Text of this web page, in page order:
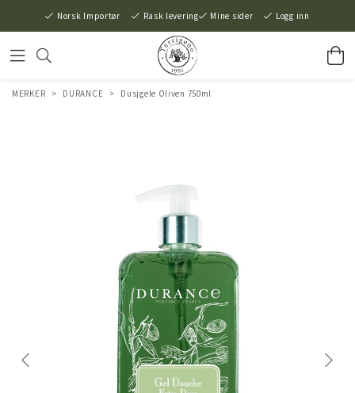
Norsk Importør Rask levering Mine sider Logg inn
MERKER > DURANCE > Dusjgele Oliven 750ml